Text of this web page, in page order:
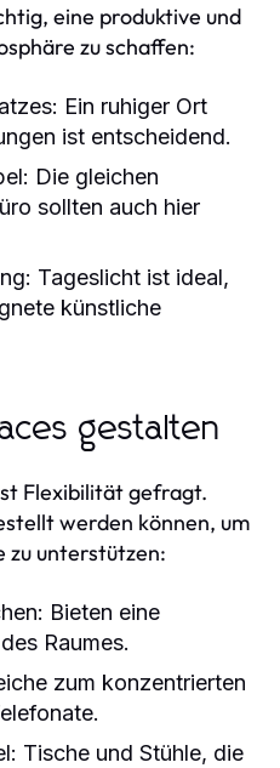
eine produktive und
zu schaffen:
Ein ruhiger Ort
ist entscheidend.
Die gleichen
sollten auch hier
Tageslicht ist ideal,
künstliche
gestalten
Flexibilität gefragt.
werden können, um
zu unterstützen:
Bieten eine
Raumes.
zum konzentrierten
Tische und Stühle, die